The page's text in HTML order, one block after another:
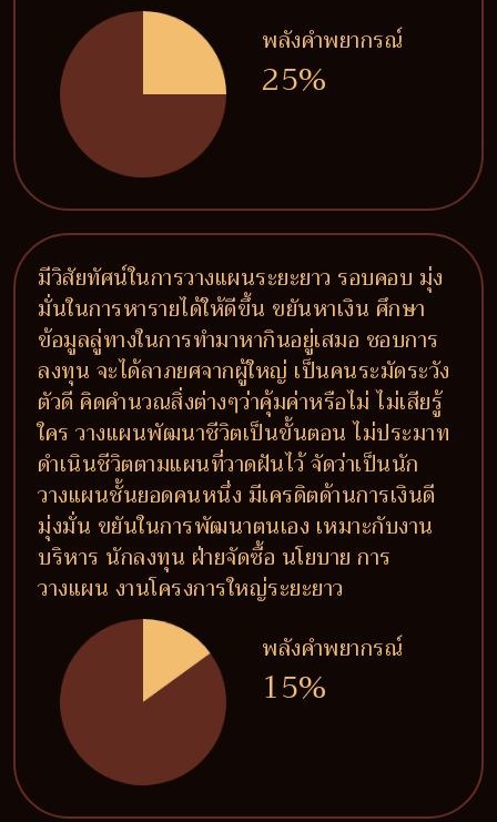
พลังคำพยากรณ์
25%
มีวิสัยทัศน์ในการวางแผนระยะยาว รอบคอบ มุ่ง
มั่นในการหารายได้ให้ดีขึ้น ขยันหาเงิน ศึกษา
ข้อมูลลู่ทางในการทำมาหากินอยู่เสมอ ชอบการ
ลงทุน จะได้ลาภยศจากผู้ใหญ่ เป็นคนระมัดระวัง
ตัวดี คิดคำนวณสิ่งต่างๆว่าคุ้มค่าหรือไม่ ไม่เสียรู้
ใคร วางแผนพัฒนาชีวิตเป็นขั้นตอน ไม่ประมาท
ดำเนินชีวิตตามแผนที่วาดฝันไว้ จัดว่าเป็นนัก
วางแผนชั้นยอดคนหนึ่ง มีเครดิตด้านการเงินดี
มุ่งมั่น ขยันในการพัฒนาตนเอง เหมาะกับงาน
บริหาร นักลงทุน ฝ่ายจัดซื้อ นโยบาย การ
วางแผน งานโครงการใหญ่ระยะยาว
พลังคำพยากรณ์
15%